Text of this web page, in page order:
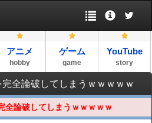
アニメ
hobby
ゲーム
game
YouTube
story
全論破してしまうｗｗｗｗｗ
全論破してしまうｗｗｗｗｗ